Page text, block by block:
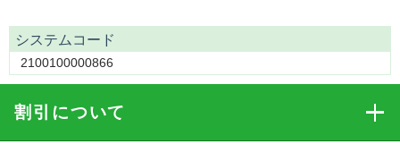
システムコード
2100100000866
割引 について